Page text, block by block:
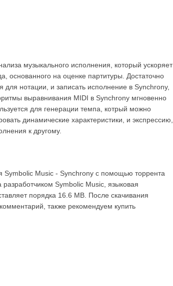
музыкального исполнения, который ускоряет
основанного на оценке партитуры. Достаточно
для нотации, и записать исполнение в Synchrony,
выравнивания MIDI в Synchrony мгновенно
для генерации темпа, котрый можно
динамические характеристики, и экспрессию,
к другому.
Symbolic Music - Synchrony с помощью торрента
Symbolic Music, языковая
порядка 16.6 MB. После скачивания
также рекомендуем купить